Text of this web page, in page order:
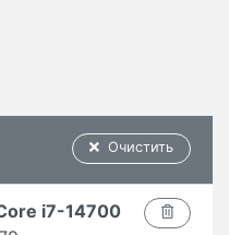
Очистить
i7-14700